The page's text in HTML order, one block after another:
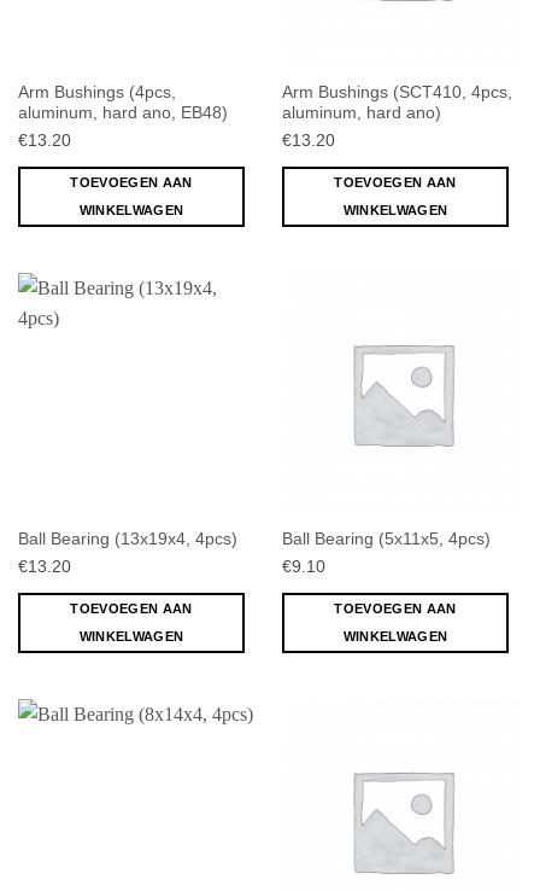
Arm Bushings (4pcs,
aluminum, hard ano, EB48)
€13.20
TOEVOEGEN AAN
WINKELWAGEN
Arm Bushings (SCT410, 4pcs,
aluminum, hard ano)
€13.20
TOEVOEGEN AAN
WINKELWAGEN
Ball Bearing (13x19x4, 4pcs)
€13.20
TOEVOEGEN AAN
WINKELWAGEN
Ball Bearing (5x11x5, 4pcs)
€9.10
TOEVOEGEN AAN
WINKELWAGEN